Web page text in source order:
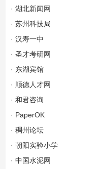
· 湖北新闻网
· 苏州科技局
· 汉寿一中
· 圣才考研网
· 东湖宾馆
· 顺德人才网
· 和君咨询
· PaperOK
· 稠州论坛
· 朝阳实验小学
· 中国水泥网